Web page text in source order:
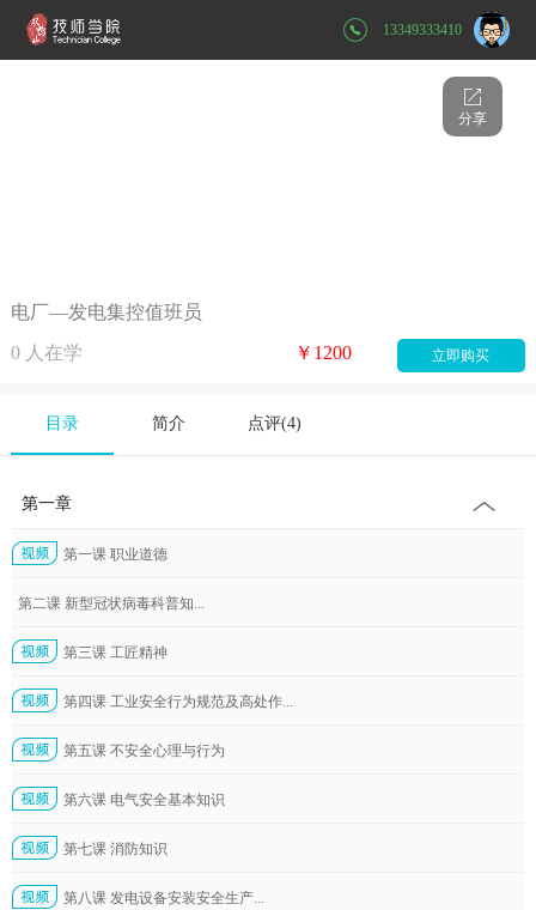
13349333410
分享
电厂—发电集控值班员
0 人在学 ￥1200 立即购买
目录 简介 点评(4)
第一章
第一课 职业道德
第二课 新型冠状病毒科普知...
第三课 工匠精神
第四课 工业安全行为规范及高处作...
第五课 不安全心理与行为
第六课 电气安全基本知识
第七课 消防知识
第八课 发电设备安装安全生产...